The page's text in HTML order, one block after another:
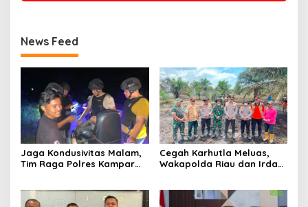
News Feed
Jaga Kondusivitas Malam,
Tim Raga Polres Kampar
Bupati
Cegah Karhutla Meluas,
Wakapolda Riau dan Irdam
Limau Kapas